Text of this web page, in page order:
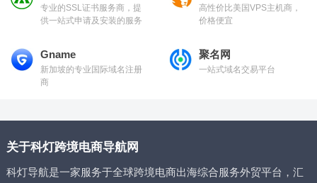
专业的SSL证书服务商，提
供一站式申请及安装的服务
高性价比美国VPS主机商，
价格便宜
Gname
新加坡的专业国际域名注册
商
聚名网
一站式域名交易平台
关于科灯跨境电商导航网
科灯导航是一家服务于全球跨境电商出海综合服务外贸平台，汇